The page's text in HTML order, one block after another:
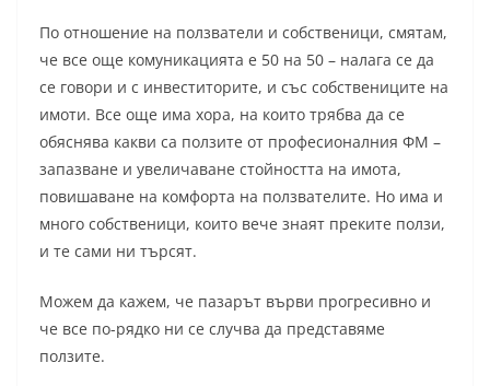
По отношение на ползватели и собственици, смятам,
че все още комуникацията е 50 на 50 – налага се да
се говори и с инвеститорите, и със собствениците на
имоти. Все още има хора, на които трябва да се
обяснява какви са ползите от професионалния ФМ –
запазване и увеличаване стойността на имота,
повишаване на комфорта на ползвателите. Но има и
много собственици, които вече знаят преките ползи,
и те сами ни търсят.
Можем да кажем, че пазарът върви прогресивно и
че все по-рядко ни се случва да представяме
ползите.